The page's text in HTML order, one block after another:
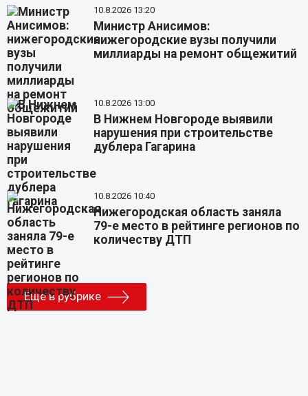
10.8.2026 13:20
Министр Анисимов:
нижегородские вузы получили
миллиарды на ремонт общежитий
10.8.2026 13:00
В Нижнем Новгороде выявили
нарушения при строительстве
дублера Гагарина
10.8.2026 10:40
Нижегородская область заняла
79-е место в рейтинге регионов по
количеству ДТП
Еще в рубрике